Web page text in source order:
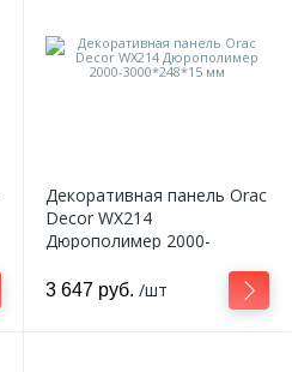
Декоративная панель Orac
Decor WX214
Дюрополимер 2000-
3 647 руб. /шт